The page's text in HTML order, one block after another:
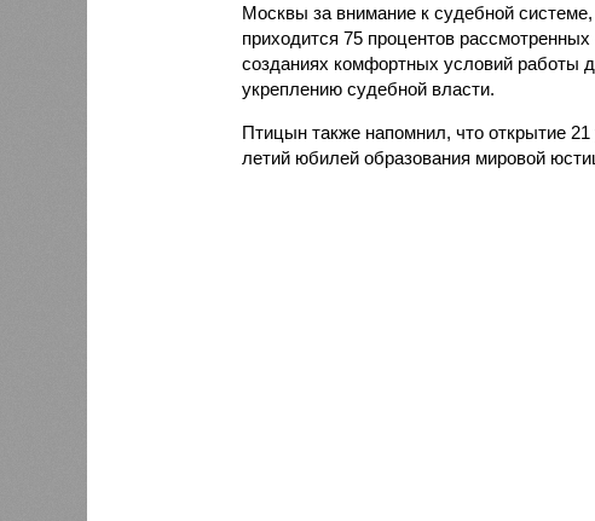
Москвы за внимание к судебной
приходится 75 процентов
созданиях комфортных условий работы
укреплению судебной власти.
Птицын также напомнил, что открытие 21
летий юбилей образования мировой